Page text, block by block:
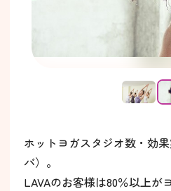
ホットヨガスタジオ数・効
バ）。
LAVAのお客様は80％以上が